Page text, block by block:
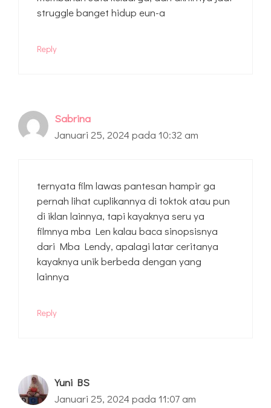
struggle banget hidup eun-a
Reply
Sabrina
Januari 25, 2024 pada 10:32 am
ternyata film lawas pantesan hampir ga
pernah lihat cuplikannya di toktok atau pun
di iklan lainnya, tapi kayaknya seru ya
filmnya mba Len kalau baca sinopsisnya
dari Mba Lendy, apalagi latar ceritanya
kayaknya unik berbeda dengan yang
lainnya
Reply
Yuni BS
Januari 25, 2024 pada 11:07 am